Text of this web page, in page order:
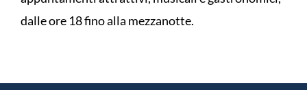
dalle ore 18 fino alla mezzanotte.